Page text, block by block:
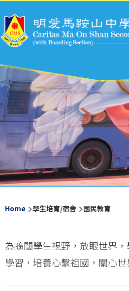
Breadcrumb
Home 學生培育/宿舍 國民教育
為擴闊學生視野，放眼世界
學習，培養心繫祖國，關心世